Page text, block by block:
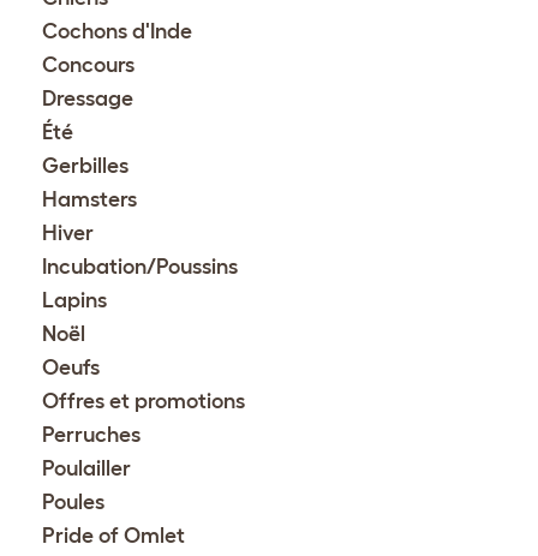
Cochons d'Inde
Concours
Dressage
Été
Gerbilles
Hamsters
Hiver
Incubation/Poussins
Lapins
Noël
Oeufs
Offres et promotions
Perruches
Poulailler
Poules
Pride of Omlet